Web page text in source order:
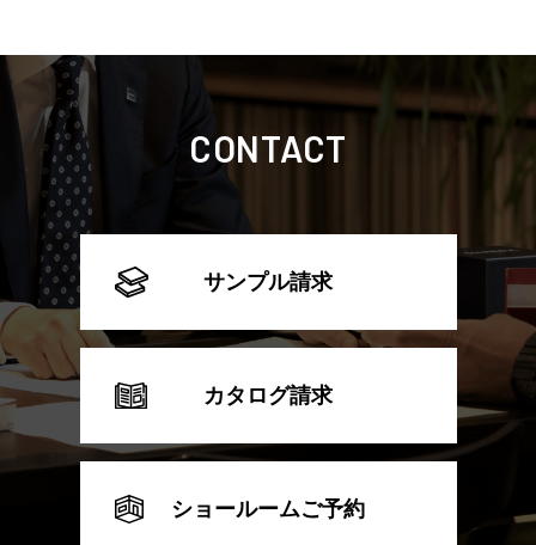
CONTACT
サンプル請求
カタログ請求
ショールームご予約